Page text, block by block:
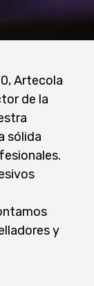
Artecola
de la
sólida
y